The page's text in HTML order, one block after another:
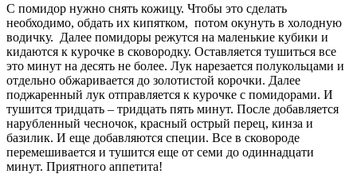
С помидор нужно снять кожицу. Чтобы это сделать
необходимо, обдать их кипятком, потом окунуть в холодную
водичку. Далее помидоры режутся на маленькие кубики и
кидаются к курочке в сковородку. Оставляется тушиться все
это минут на десять не более. Лук нарезается полукольцами и
отдельно обжаривается до золотистой корочки. Далее
поджаренный лук отправляется к курочке с помидорами. И
тушится тридцать – тридцать пять минут. После добавляется
нарубленный чесночок, красный острый перец, кинза и
базилик. И еще добавляются специи. Все в сковороде
перемешивается и тушится еще от семи до одиннадцати
минут. Приятного аппетита!